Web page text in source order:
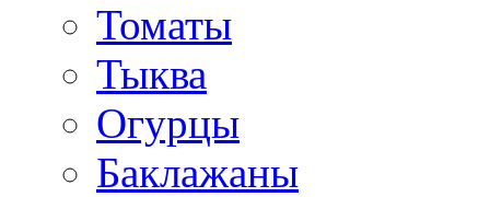
Томаты
Тыква
Огурцы
Баклажаны